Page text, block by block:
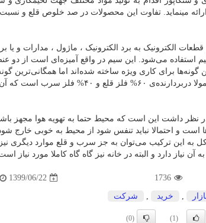
مینماید. تفاوت این محصولات در صد خلوص قلع و
قطعات الکترونیک به برد الکترونیک ، ماژول ، مدارات و
استفاده می‌شود. این سیم در واقع آمیزه‌ای است از دو
برای کاری ویژه ساخته شده‌اند اما همگانی‌ترین
دربردارنده‌ی ۶۰% فلز قلع و ۴۰% فلز سرب است که آن
در نظر داشت این است که محیط حتما به تهویه هوا مجهز
و احتمالا نباید تنفس شود از محیط به خوبی خارج شود.
به این ترکیب می‌توان به جز سرب و قلع موارد دیگری نیز
نیاز دارد و البته در خانه نیز گاه گاه کاملا مورد نیاز
1736
1399/06/22
خرید شركت
(1)
(0)